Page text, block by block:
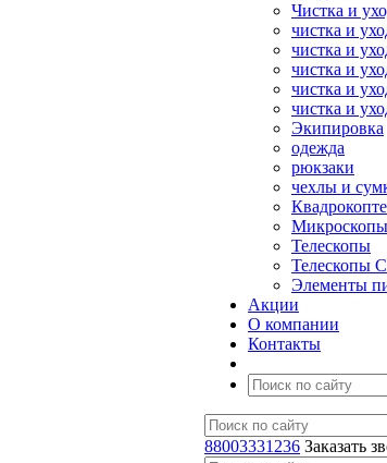
Чистка и
чистка и
чистка и
чистка и
чистка и
чистка и
Экипировка
одежда
рюкзаки
чехлы и
Микроскопы
Телескопы
Телескопы
Элементы
Акции
О компании
Контакты
88003331236 Заказать